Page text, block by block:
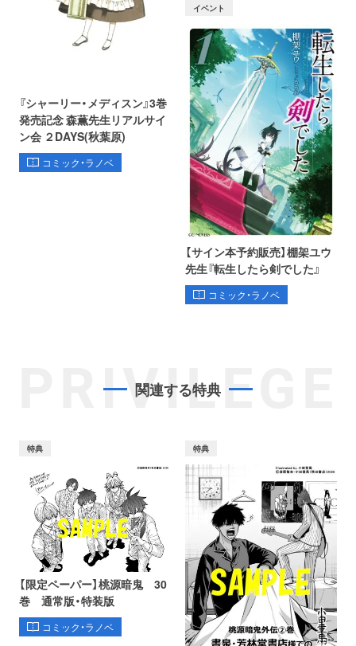
『シャーリー・メディスン』3巻
発売記念 森薫先生リアルサイ
ン会 ２DAYS(秋葉原)
コミック・ラノベ
イベント
【サイン本予約販売】棚架ユウ
先生『転生したら剣でした』
コミック・ラノベ
PRIVILEGE
関連する特典
特典
【限定ペーパー】桃源暗鬼 30
巻 通常版・特装版
コミック・ラノベ
特典